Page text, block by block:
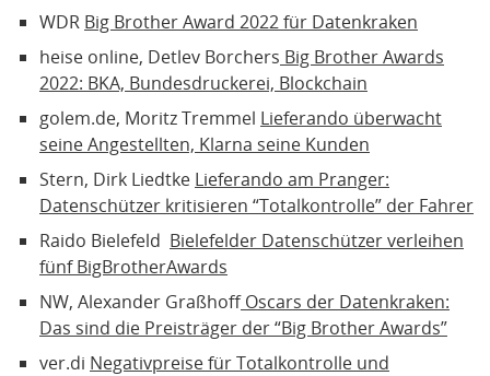
WDR Big Brother Award 2022 für Datenkraken
heise online, Detlev Borchers Big Brother Awards
2022: BKA, Bundesdruckerei, Blockchain
golem.de, Moritz Tremmel Lieferando überwacht
seine Angestellten, Klarna seine Kunden
Stern, Dirk Liedtke Lieferando am Pranger:
Datenschützer kritisieren “Totalkontrolle” der Fahrer
Raido Bielefeld Bielefelder Datenschützer verleihen
fünf BigBrotherAwards
NW, Alexander GraßhoffOscars der Datenkraken:
Das sind die Preisträger der “Big Brother Awards”
ver.di Negativpreise für Totalkontrolle und